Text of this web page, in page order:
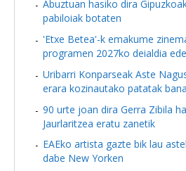
Abuztuan hasiko dira
pabiloiak botaten
'Etxe Betea'-k emakume
programen 2027ko deialdia
Uribarri Konparseak Aste
erara kozinautako patatak
90 urte joan dira Gerra Zibila
Jaurlaritzea eratu zanetik
EAEko artista gazte bik lau
dabe New Yorken